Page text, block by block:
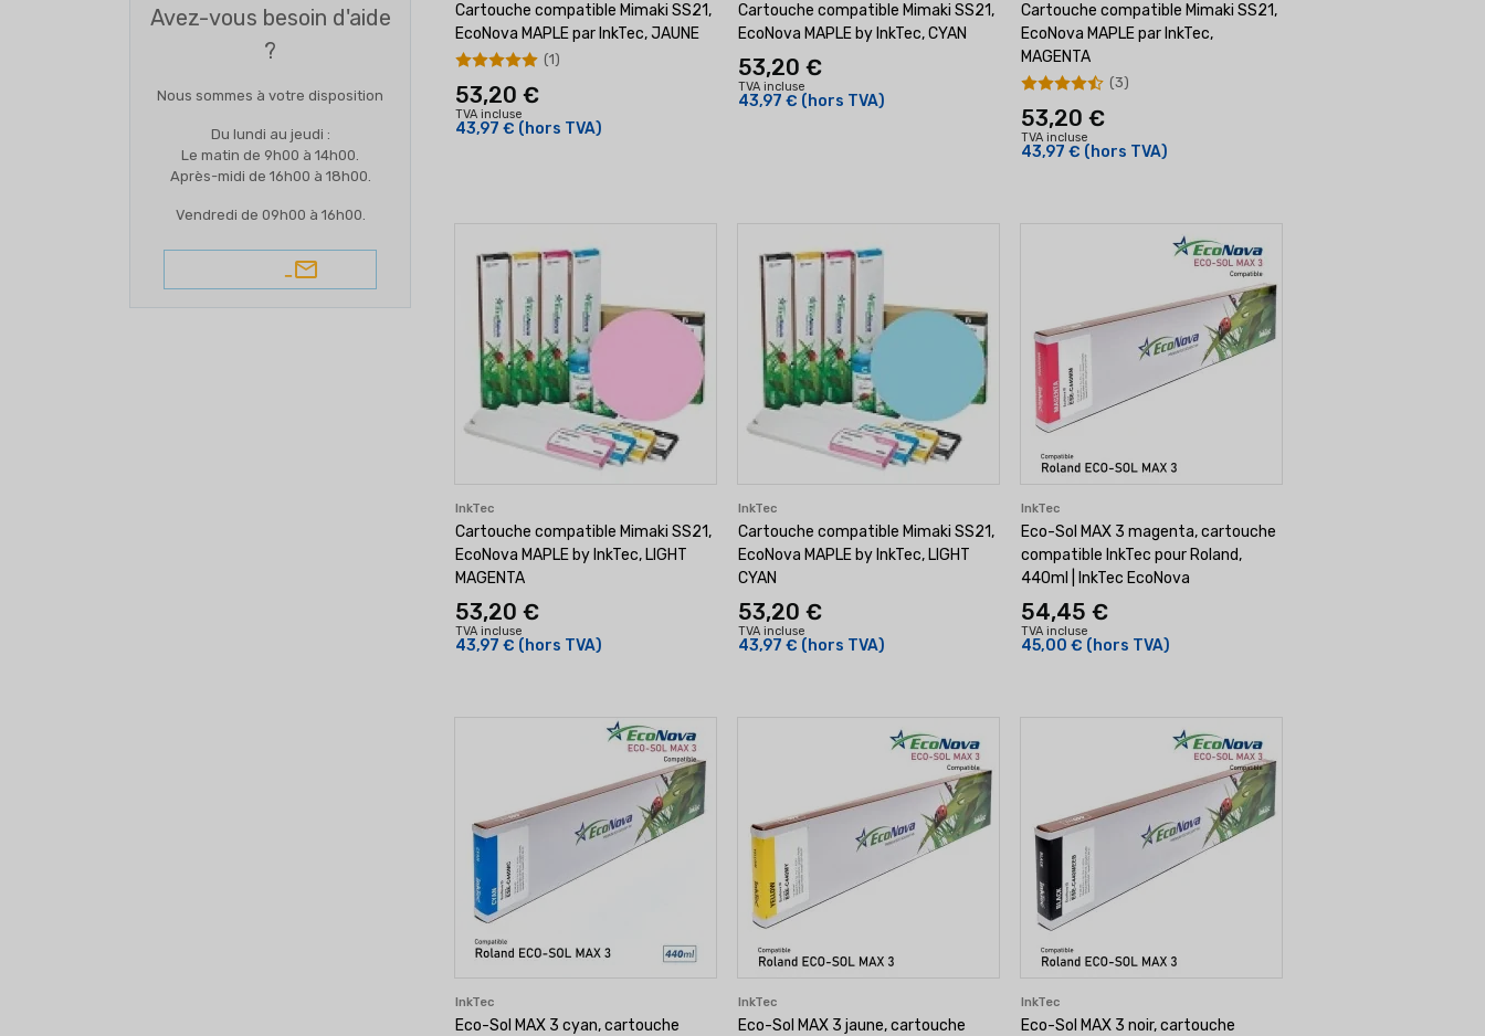
Avez-vous besoin d'aide
?
Nous sommes à votre disposition
Du lundi au jeudi :
Le matin de 9h00 à 14h00.
Après-midi de 16h00 à 18h00.
Vendredi de 09h00 à 16h00.
e-mail
Cartouche compatible Mimaki SS21,
EcoNova MAPLE par InkTec, JAUNE
53,20 €
TVA incluse
43,97 € (hors TVA)
(1)
Cartouche compatible Mimaki SS21,
EcoNova MAPLE by InkTec, CYAN
53,20 €
TVA incluse
43,97 € (hors TVA)
Cartouche compatible Mimaki SS21,
EcoNova MAPLE par InkTec,
MAGENTA
53,20 €
TVA incluse
43,97 € (hors TVA)
(3)
InkTec
Cartouche compatible Mimaki SS21,
EcoNova MAPLE by InkTec, LIGHT
MAGENTA
53,20 €
TVA incluse
43,97 € (hors TVA)
InkTec
Cartouche compatible Mimaki SS21,
EcoNova MAPLE by InkTec, LIGHT
CYAN
53,20 €
TVA incluse
43,97 € (hors TVA)
InkTec
Eco-Sol MAX 3 magenta, cartouche
compatible InkTec pour Roland,
440ml | InkTec EcoNova
54,45 €
TVA incluse
45,00 € (hors TVA)
InkTec
Eco-Sol MAX 3 cyan, cartouche
InkTec
Eco-Sol MAX 3 jaune, cartouche
InkTec
Eco-Sol MAX 3 noir, cartouche